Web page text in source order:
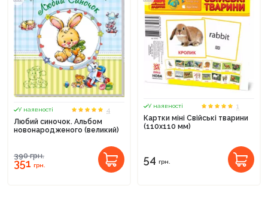
У наявності
4
Любий синочок. Альбом
новонародженого (великий)
390грн.
351грн.
У наявності
1
Картки міні Свійські тварини
(110х110 мм)
54 грн.